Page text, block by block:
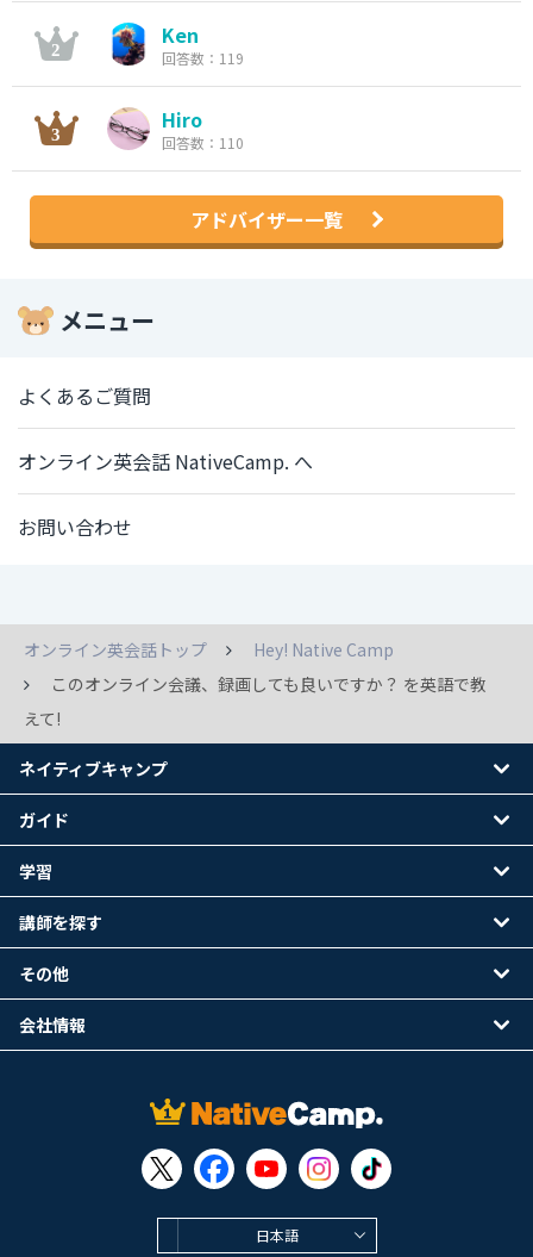
Ken
回答数：119
Hiro
回答数：110
アドバイザー一覧
メニュー
よくあるご質問
オンライン英会話 NativeCamp. へ
お問い合わせ
オンライン英会話トップ
Hey! Native Camp
このオンライン会議、録画しても良いですか？ を英語で教
えて!
日本語
ネイティブキャンプ
ガイド
学習
講師を探す
その他
会社情報